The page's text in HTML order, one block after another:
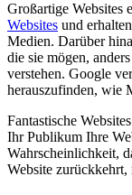
Großartige Websites
Websites und
Medien. Darüber
die sie mögen,
verstehen. Google
herauszufinden, wie
Fantastische
Ihr Publikum Ihre
Wahrscheinlichkeit,
Website